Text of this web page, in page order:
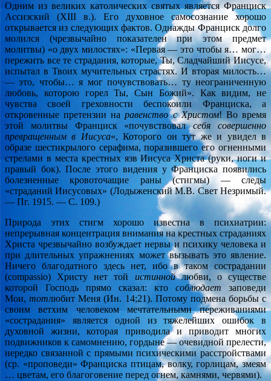
Одним из великих католических святых является Франциск
Ассизский (XIII в.). Его духовное самосознание хорошо
открывается из следующих фактов. Однажды Франциск долго
молился (чрезвычайно показателен при этом предмет
молитвы) «о двух милостях»: «Первая — это чтобы я… мог…
пережить все те страдания, которые, Ты, Сладчайший Иисусе,
испытал в Твоих мучительных страстях. И вторая милость…
— это, чтобы… я мог почувствовать… ту неограниченную
любовь, которою горел Ты, Сын Божий». Как видим, не
чувства своей греховности беспокоили Франциска, а
откровенные претензии наравенство с Христом! Во время
этой молитвы Франциск «почувствовалсебя совершенно
превращенным в Иисуса«, Которого он тут же и увидел в
образе шестикрылого серафима, поразившего его огненными
стрелами в места крестных язв Иисуса Христа (руки, ноги и
правый бок). После этого видения у Франциска появились
болезненные кровоточащие раны (стигмы) — следы
«страданий Иисусовых» (Лодыженский М.В. Свет Незримый.
— Пг. 1915. — С. 109.)
Природа этих стигм хорошо известна в психиатрии:
непрерывная концентрация внимания на крестных страданиях
Христа чрезвычайно возбуждает нервы и психику человека и
при длительных упражнениях может вызывать это явление.
Ничего благодатного здесь нет, ибо в таком сострадании
(сompassio) Христу нет той истиннойлюбви, о существе
которой Господь прямо сказал: кто соблюдает заповеди
Мои,тотлюбит Меня (Ин. 14;21). Потому подмена борьбы с
своим ветхим человеком мечтательными переживаниями
«сострадания» является одной из тяжелейших ошибок в
духовной жизни, которая приводила и приводит многих
подвижников к самомнению, гордыне — очевидной прелести,
нередко связанной с прямыми психическими расстройствами
(ср. «проповеди» Франциска птицам, волку, горлицам, змеям
… цветам, его благоговение перед огнем, камнями, червями).